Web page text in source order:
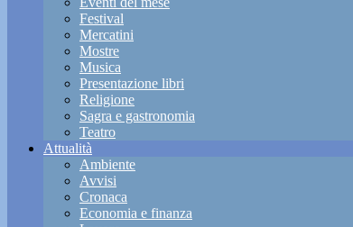
Festival
Mercatini
Mostre
Musica
Presentazione libri
Religione
Sagra e gastronomia
Teatro
Attualità
Ambiente
Avvisi
Cronaca
Economia e finanza